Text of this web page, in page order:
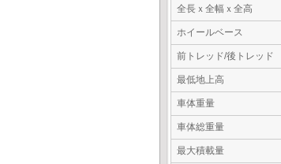
全長ｘ全幅ｘ全高
ホイールベース
前トレッド/後トレッド
最低地上高
車体重量
車体総重量
最大積載量